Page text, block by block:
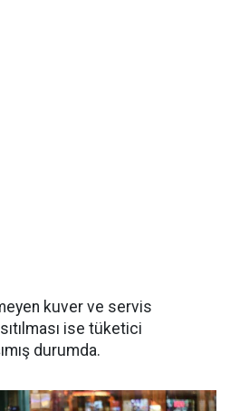
kuver ve servis
ise tüketici
durumda.